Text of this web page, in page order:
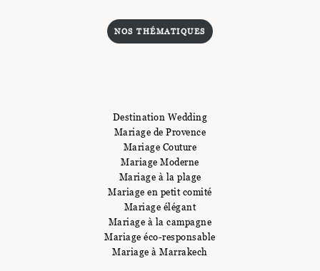
NOS THÉMATIQUES
Destination Wedding
Mariage de Provence
Mariage Couture
Mariage Moderne
Mariage à la plage
Mariage en petit comité
Mariage élégant
Mariage à la campagne
Mariage éco-responsable
Mariage à Marrakech